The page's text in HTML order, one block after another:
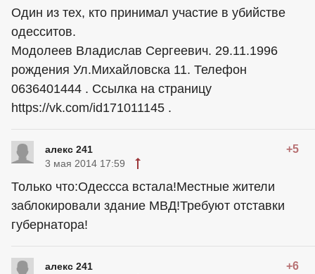
Один из тех, кто принимал участие в убийстве
одесситов.
Модолеев Владислав Сергеевич. 29.11.1996
рождения Ул.Михайловска 11. Телефон
0636401444 . Ссылка на страницу
https://vk.com/id171011145 .
алекс 241 +5
3 мая 2014 17:59
Только что:Одессса встала!Местные жители
заблокировали здание МВД!Требуют отставки
губернатора!
алекс 241 +6